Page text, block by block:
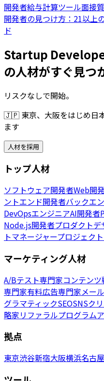
開発者給与計算ツール面接
開発者の見つけ方：21以上
ド
Startup
の人材がすぐ見つ
リスクなしで開始。
🇯🇵 東京、大阪をはじめ日
ます
人材を採用
トップ人材
ソフトウェア開発者Web開
ントエンド開発者バックエ
DevOpsエンジニアAI開発者
Node.js開発者プロダクトデ
トマネージャープロジェク
マーケティング人材
A/Bテスト専門家コンテン
専門家有料広告専門家メー
グラマティックSEOSNSク
略家リファラルプログラム
拠点
東京渋谷新宿大阪横浜名古屋